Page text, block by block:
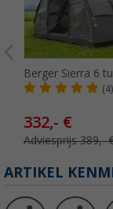
Berger Sierra 6
(4)
332,- €
Adviesprijs 389,-
ARTIKEL